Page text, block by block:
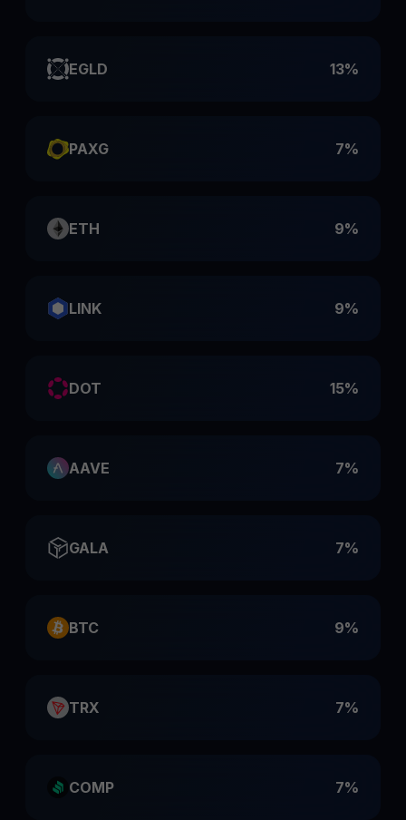
EGLD 13%
PAXG 7%
ETH 9%
LINK 9%
DOT 15%
AAVE 7%
GALA 7%
BTC 9%
TRX 7%
COMP 7%